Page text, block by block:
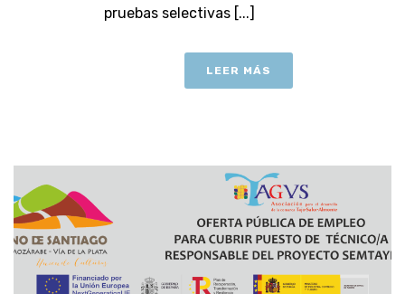
pruebas selectivas [...]
LEER MÁS